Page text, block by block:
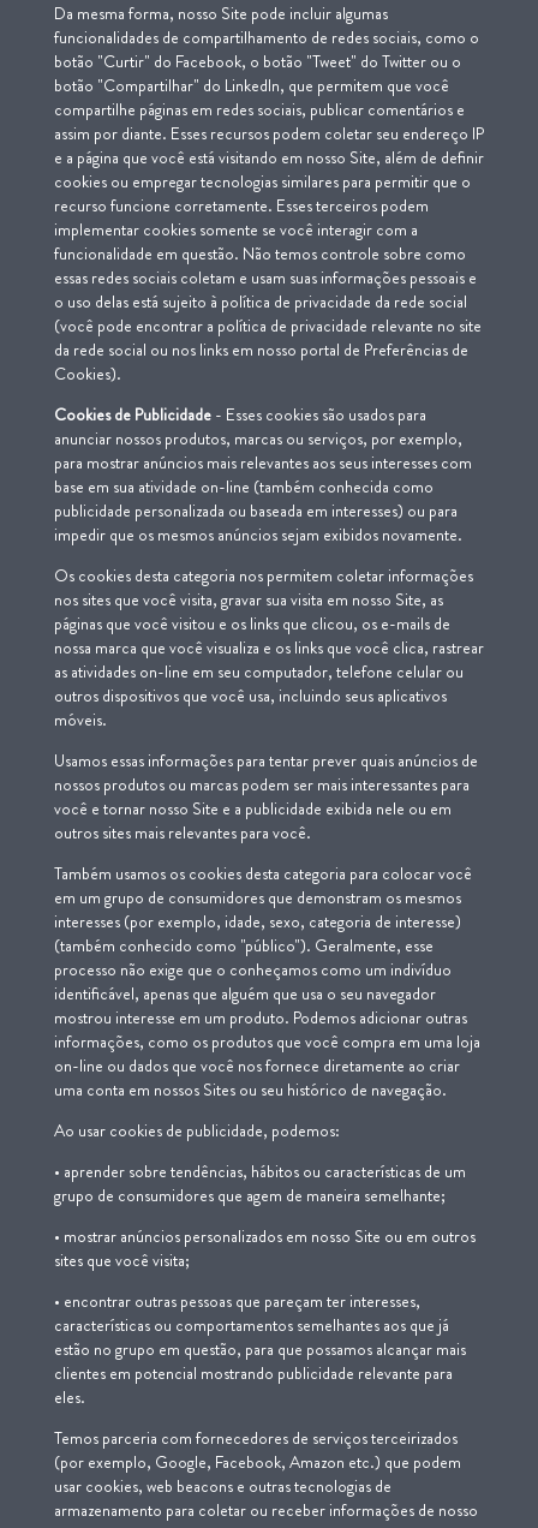
Da mesma forma, nosso Site pode incluir algumas
funcionalidades de compartilhamento de redes sociais, como o
botão "Curtir" do Facebook, o botão "Tweet" do Twitter ou o
botão "Compartilhar" do LinkedIn, que permitem que você
compartilhe páginas em redes sociais, publicar comentários e
assim por diante. Esses recursos podem coletar seu endereço IP
e a página que você está visitando em nosso Site, além de definir
cookies ou empregar tecnologias similares para permitir que o
recurso funcione corretamente. Esses terceiros podem
implementar cookies somente se você interagir com a
funcionalidade em questão. Não temos controle sobre como
essas redes sociais coletam e usam suas informações pessoais e
o uso delas está sujeito à política de privacidade da rede social
(você pode encontrar a política de privacidade relevante no site
da rede social ou nos links em nosso portal de Preferências de
Cookies).
Cookies de Publicidade- Esses cookies são usados para
anunciar nossos produtos, marcas ou serviços, por exemplo,
para mostrar anúncios mais relevantes aos seus interesses com
base em sua atividade on-line (também conhecida como
publicidade personalizada ou baseada em interesses) ou para
impedir que os mesmos anúncios sejam exibidos novamente.
Os cookies desta categoria nos permitem coletar informações
nos sites que você visita, gravar sua visita em nosso Site, as
páginas que você visitou e os links que clicou, os e-mails de
nossa marca que você visualiza e os links que você clica, rastrear
as atividades on-line em seu computador, telefone celular ou
outros dispositivos que você usa, incluindo seus aplicativos
móveis.
Usamos essas informações para tentar prever quais anúncios de
nossos produtos ou marcas podem ser mais interessantes para
você e tornar nosso Site e a publicidade exibida nele ou em
outros sites mais relevantes para você.
Também usamos os cookies desta categoria para colocar você
em um grupo de consumidores que demonstram os mesmos
interesses (por exemplo, idade, sexo, categoria de interesse)
(também conhecido como "público"). Geralmente, esse
processo não exige que o conheçamos como um indivíduo
identificável, apenas que alguém que usa o seu navegador
mostrou interesse em um produto. Podemos adicionar outras
informações, como os produtos que você compra em uma loja
on-line ou dados que você nos fornece diretamente ao criar
uma conta em nossos Sites ou seu histórico de navegação.
Ao usar cookies de publicidade, podemos:
• aprender sobre tendências, hábitos ou características de um
grupo de consumidores que agem de maneira semelhante;
• mostrar anúncios personalizados em nosso Site ou em outros
sites que você visita;
• encontrar outras pessoas que pareçam ter interesses,
características ou comportamentos semelhantes aos que já
estão no grupo em questão, para que possamos alcançar mais
clientes em potencial mostrando publicidade relevante para
eles.
Temos parceria com fornecedores de serviços terceirizados
(por exemplo, Google, Facebook, Amazon etc.) que podem
usar cookies, web beacons e outras tecnologias de
armazenamento para coletar ou receber informações de nosso